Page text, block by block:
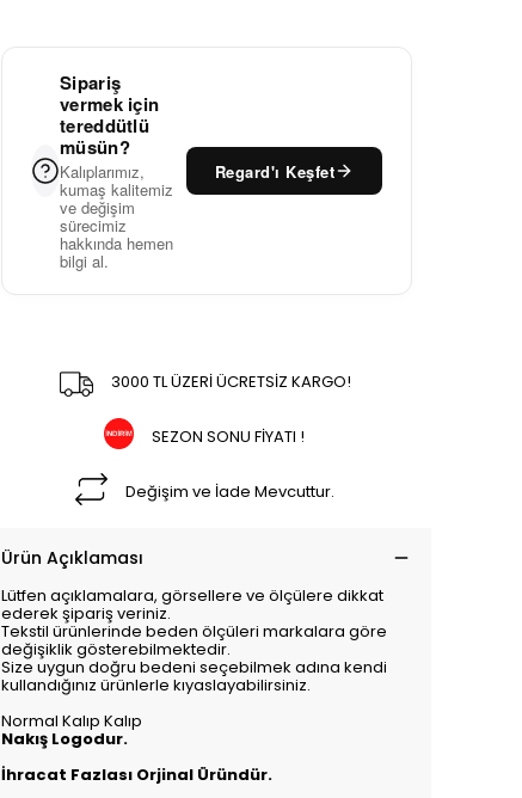
Sipariş
vermek için
tereddütlü
müsün?
Kalıplarımız,
kumaş kalitemiz
ve değişim
sürecimiz
hakkında hemen
bilgi al.
Regard'ı Keşfet
3000 TL ÜZERİ ÜCRETSİZ KARGO!
SEZON SONU FİYATI !
Değişim ve İade Mevcuttur.
Ürün Açıklaması
Lütfen açıklamalara, görsellere ve ölçülere dikkat
ederek şipariş veriniz.
Tekstil ürünlerinde beden ölçüleri markalara göre
değişiklik gösterebilmektedir.
Size uygun doğru bedeni seçebilmek adına kendi
kullandığınız ürünlerle kıyaslayabilirsiniz.
Normal Kalıp Kalıp
Nakış Logodur.
İhracat Fazlası Orjinal Üründür.